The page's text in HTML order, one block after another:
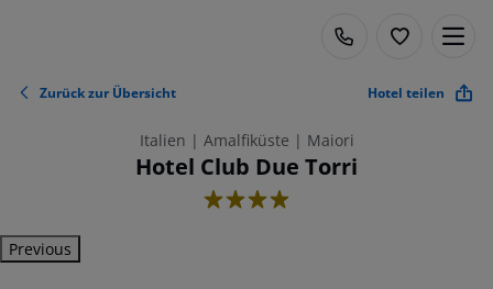
Zurück zur Übersicht Hotel teilen
Italien | Amalfiküste | Maiori
Hotel Club Due Torri
4
Previous